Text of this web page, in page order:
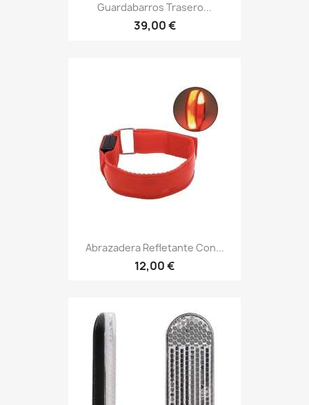
Guardabarros Trasero...
39,00 €
Abrazadera Refletante Con...
12,00 €